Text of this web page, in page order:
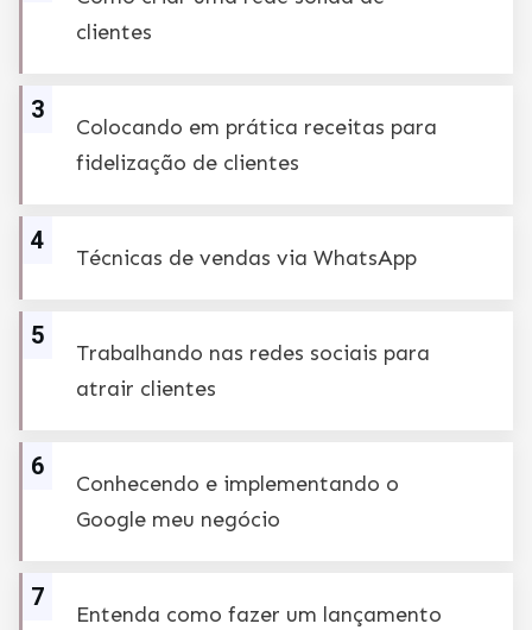
clientes
3
Colocando em prática receitas para
fidelização de clientes
4
Técnicas de vendas via WhatsApp
5
Trabalhando nas redes sociais para
atrair clientes
6
Conhecendo e implementando o
Google meu negócio
7
Entenda como fazer um lançamento